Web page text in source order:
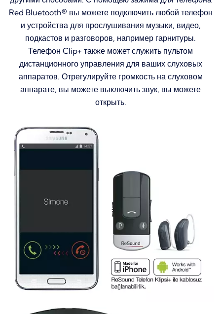
Red Bluetooth® вы можете подключить любой телефон
и устройства для прослушивания музыки, видео,
подкастов и разговоров, например гарнитуры.
Телефон Clip+ также может служить пультом
дистанционного управления для ваших слуховых
аппаратов. Отрегулируйте громкость на слуховом
аппарате, вы можете выключить звук, вы можете
открыть.